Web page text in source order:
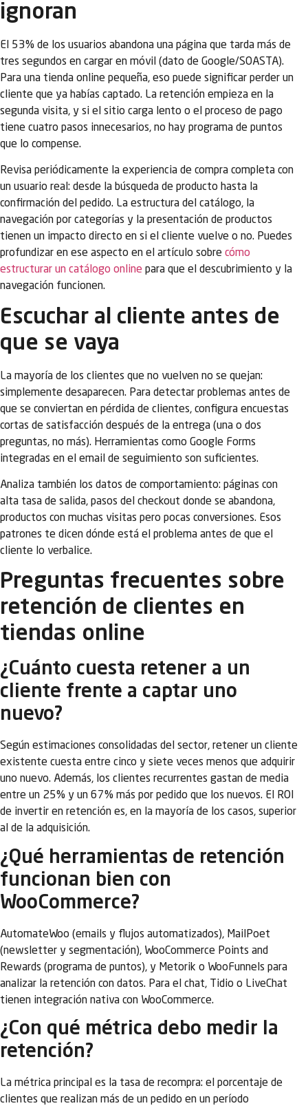
ignoran
El 53% de los usuarios abandona una página que tarda más de
tres segundos en cargar en móvil (dato de Google/SOASTA).
Para una tienda online pequeña, eso puede significar perder un
cliente que ya habías captado. La retención empieza en la
segunda visita, y si el sitio carga lento o el proceso de pago
tiene cuatro pasos innecesarios, no hay programa de puntos
que lo compense.
Revisa periódicamente la experiencia de compra completa con
un usuario real: desde la búsqueda de producto hasta la
confirmación del pedido. La estructura del catálogo, la
navegación por categorías y la presentación de productos
tienen un impacto directo en si el cliente vuelve o no. Puedes
profundizar en ese aspecto en el artículo sobre cómo
estructurar un catálogo online para que el descubrimiento y la
navegación funcionen.
Escuchar al cliente antes de
que se vaya
La mayoría de los clientes que no vuelven no se quejan:
simplemente desaparecen. Para detectar problemas antes de
que se conviertan en pérdida de clientes, configura encuestas
cortas de satisfacción después de la entrega (una o dos
preguntas, no más). Herramientas como Google Forms
integradas en el email de seguimiento son suficientes.
Analiza también los datos de comportamiento: páginas con
alta tasa de salida, pasos del checkout donde se abandona,
productos con muchas visitas pero pocas conversiones. Esos
patrones te dicen dónde está el problema antes de que el
cliente lo verbalice.
Preguntas frecuentes sobre
retención de clientes en
tiendas online
¿Cuánto cuesta retener a un
cliente frente a captar uno
nuevo?
Según estimaciones consolidadas del sector, retener un cliente
existente cuesta entre cinco y siete veces menos que adquirir
uno nuevo. Además, los clientes recurrentes gastan de media
entre un 25% y un 67% más por pedido que los nuevos. El ROI
de invertir en retención es, en la mayoría de los casos, superior
al de la adquisición.
¿Qué herramientas de retención
funcionan bien con
WooCommerce?
AutomateWoo (emails y flujos automatizados), MailPoet
(newsletter y segmentación), WooCommerce Points and
Rewards (programa de puntos), y Metorik o WooFunnels para
analizar la retención con datos. Para el chat, Tidio o LiveChat
tienen integración nativa con WooCommerce.
¿Con qué métrica debo medir la
retención?
La métrica principal es la tasa de recompra: el porcentaje de
clientes que realizan más de un pedido en un período